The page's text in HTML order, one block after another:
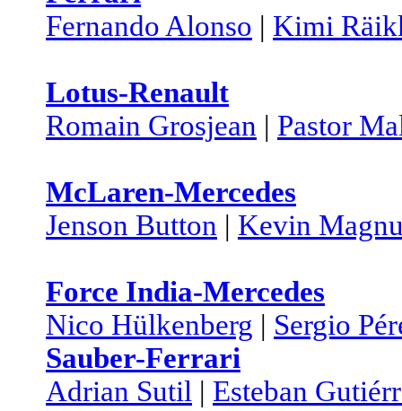
Fernando Alonso | Kimi
Lotus-Renault
Romain Grosjean | Pastor
McLaren-Mercedes
Jenson Button | Kevin
Force India-Mercedes
Nico Hülkenberg | Sergio
Sauber-Ferrari
Adrian Sutil | Esteban